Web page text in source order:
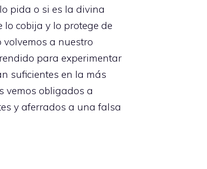
pida o si es la divina
cobija y lo protege de
a nuestro
para experimentar
suficientes en la más
vemos obligados a
y aferrados a una falsa